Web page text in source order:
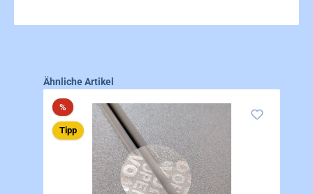
Produktgalerie überspringen
Ähnliche Artikel
%Rabatt
Tipp